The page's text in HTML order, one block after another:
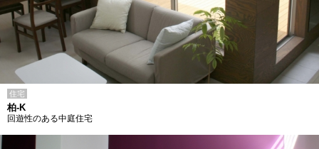
住宅
柏-K
回遊性のある中庭住宅